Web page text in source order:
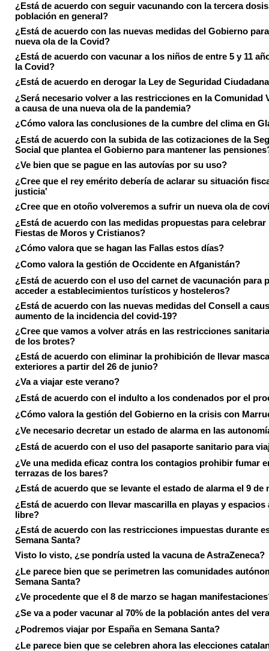
¿Está de acuerdo con seguir vacunando con la tercera
población en general?
¿Está de acuerdo con las nuevas medidas del Gobierno
nueva ola de la Covid?
¿Está de acuerdo con vacunar a los niños de entre 5 y 11
la Covid?
¿Está de acuerdo en derogar la Ley de Seguridad
¿Será necesario volver a las restricciones en la Comunidad
a causa de una nueva ola de la pandemia?
¿Cómo valora las conclusiones de la cumbre del clima en
¿Está de acuerdo con la subida de las cotizaciones de la
Social que plantea el Gobierno para mantener las
¿Ve bien que se pague en las autovías por su uso?
¿Cree que el rey emérito debería de aclarar su situación
justicia'
¿Cree que en otoño volveremos a sufrir un nueva ola de
¿Está de acuerdo con las medidas propuestas para celebrar
Fiestas de Moros y Cristianos?
¿Cómo valora que se hagan las Fallas estos días?
¿Como valora la gestión de Occidente en Afganistán?
¿Está de acuerdo con el uso del carnet de vacunación para
acceder a establecimientos turísticos y hosteleros?
¿Está de acuerdo con las nuevas medidas del Consell a
aumento de la incidencia del covid-19?
¿Cree que vamos a volver atrás en las restricciones
de los brotes?
¿Está de acuerdo con eliminar la prohibición de llevar
exteriores a partir del 26 de junio?
¿Va a viajar este verano?
¿Está de acuerdo con el indulto a los condenados por el
¿Cómo valora la gestión del Gobierno en la crisis con
¿Ve necesario decretar un estado de alarma en las
¿Está de acuerdo con el uso del pasaporte sanitario para
¿Ve una medida eficaz contra los contagios prohibir fumar
terrazas de los bares?
¿Está de acuerdo que se levante el estado de alarma el 9 de
¿Está de acuerdo con llevar mascarilla en playas y espacios
libre?
¿Está de acuerdo con las restricciones impuestas durante
Semana Santa?
Visto lo visto, ¿se pondría usted la vacuna de AstraZeneca?
¿Le parece bien que se perimetren las comunidades
Semana Santa?
¿Ve procedente que el 8 de marzo se hagan
¿Se va a poder vacunar al 70% de la población antes del
¿Podremos viajar por España en Semana Santa?
¿Le parece bien que se celebren ahora las elecciones